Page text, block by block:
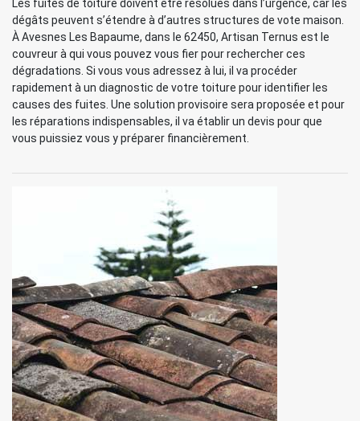
Les fuites de toiture doivent être résolues dans l’urgence, car les
dégâts peuvent s’étendre à d’autres structures de vote maison.
À Avesnes Les Bapaume, dans le 62450, Artisan Ternus est le
couvreur à qui vous pouvez vous fier pour rechercher ces
dégradations. Si vous vous adressez à lui, il va procéder
rapidement à un diagnostic de votre toiture pour identifier les
causes des fuites. Une solution provisoire sera proposée et pour
les réparations indispensables, il va établir un devis pour que
vous puissiez vous y préparer financièrement.